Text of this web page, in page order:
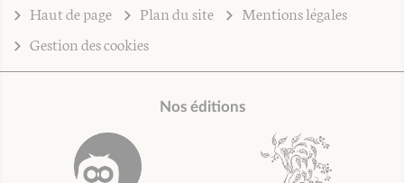
Haut de page Plan du site
Mentions légales
Gestion des cookies
Nos éditions